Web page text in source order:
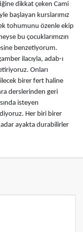
dikkat çeken Cami
başlayan kurslarımız
tohumunu özenle ekip
bu çocuklarımızın
benzetiyorum.
ilacıyla, adab-ı
Onları
birer fert haline
derslerinden geri
isteyen
Her biri birer
ayakta durabilirler